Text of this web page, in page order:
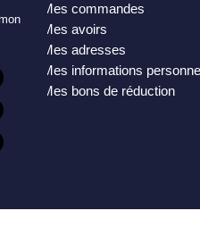
Mes commandes
Mes avoirs
Mes adresses
Mes informations
Mes bons de réduction